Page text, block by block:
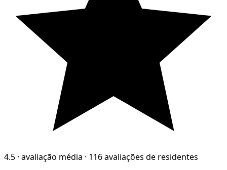
4.5 · avaliação média · 116 avaliações de residentes